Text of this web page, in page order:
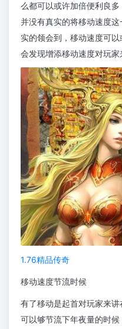
么都可以或许加倍便利良
并没有真实的将移动速度
实的领会到，移动速度可
会发现增添移动速度对玩家
1.76精品传奇
移动速度节流时候
有了移动是起首对玩家来
可以够节流下年夜量的时